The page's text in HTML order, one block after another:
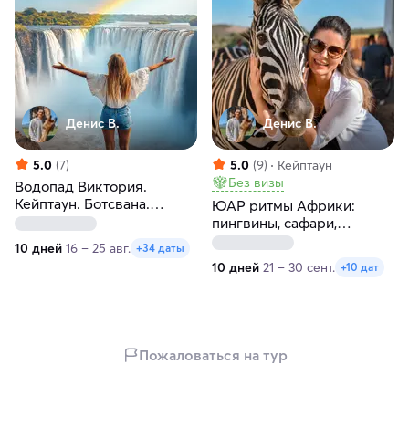
Денис В.
5.0 (7)
Водопад Виктория.
Кейптаун. Ботсвана.
Большая четверка
10 дней 16 – 25 авг. +34 даты
Денис В.
5.0 (9)
Кейптаун
Без визы
ЮАР ритмы Африки:
пингвины, сафари,
винодельни
10 дней 21 – 30 сент. +10 дат
Пожаловаться на тур